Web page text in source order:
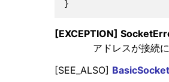
[EXCEPTION]
アドレスが接続
[SEE_ALSO]